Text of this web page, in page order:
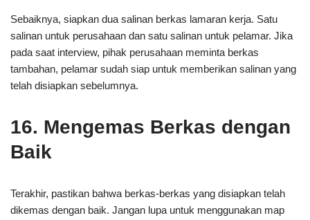
Sebaiknya, siapkan dua salinan berkas lamaran kerja. Satu
salinan untuk perusahaan dan satu salinan untuk pelamar. Jika
pada saat interview, pihak perusahaan meminta berkas
tambahan, pelamar sudah siap untuk memberikan salinan yang
telah disiapkan sebelumnya.
16. Mengemas Berkas dengan
Baik
Terakhir, pastikan bahwa berkas-berkas yang disiapkan telah
dikemas dengan baik. Jangan lupa untuk menggunakan map